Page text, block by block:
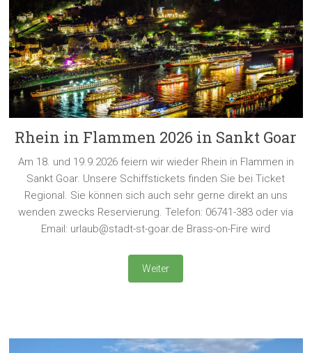
Rhein in Flammen 2026 in Sankt Goar
Am 18. und 19.9.2026 feiern wir wieder Rhein in Flammen in
Sankt Goar. Unsere Schiffstickets finden Sie bei Ticket
Regional. Sie können sich auch sehr gerne direkt an uns
wenden zwecks Reservierung. Telefon: 06741-383 oder via
Email: urlaub@stadt-st-goar.de Brass-on-Fire wird
Weiter